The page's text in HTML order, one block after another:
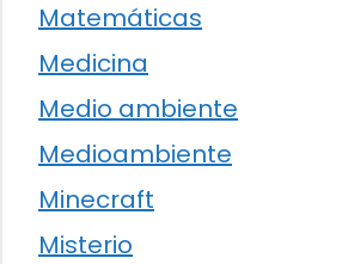
Matemáticas
Medicina
Medio ambiente
Medioambiente
Minecraft
Misterio